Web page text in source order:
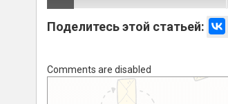
Поделитесь этой статьей:
Comments are disabled